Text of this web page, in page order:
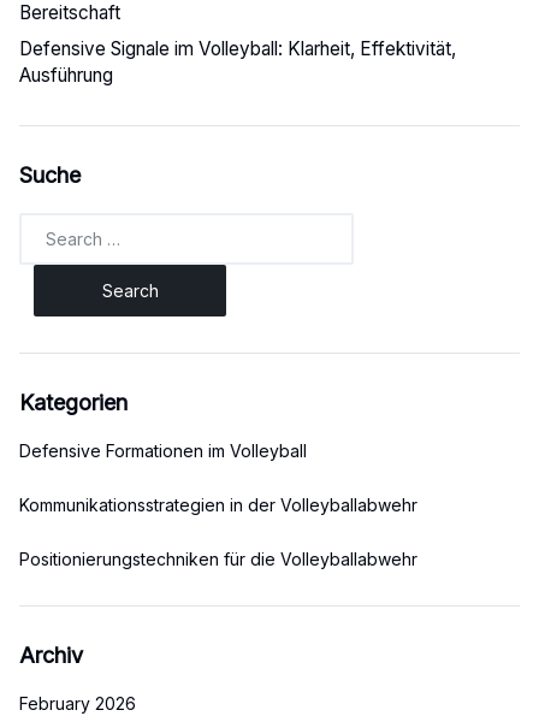
Bereitschaft
Defensive Signale im Volleyball: Klarheit, Effektivität,
Ausführung
Suche
Search
Kategorien
Defensive Formationen im Volleyball
Kommunikationsstrategien in der Volleyballabwehr
Positionierungstechniken für die Volleyballabwehr
Archiv
February 2026